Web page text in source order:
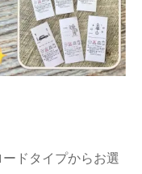
ドタイプからお選